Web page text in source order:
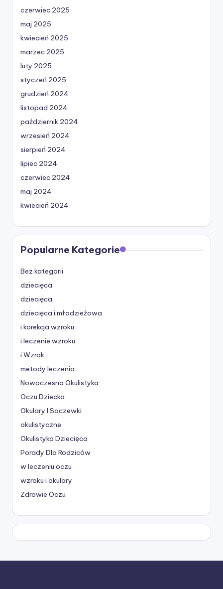
czerwiec 2025
maj 2025
kwiecień 2025
marzec 2025
luty 2025
styczeń 2025
grudzień 2024
listopad 2024
październik 2024
wrzesień 2024
sierpień 2024
lipiec 2024
czerwiec 2024
maj 2024
kwiecień 2024
Popularne Kategorie
Bez kategorii
dziecięca
dziecięca
dziecięca i młodzieżowa
i korekcja wzroku
i leczenie wzroku
i Wzrok
metody leczenia
Nowoczesna Okulistyka
Oczu Dziecka
Okulary I Soczewki
okulistyczne
Okulistyka Dziecięca
Porady Dla Rodziców
w leczeniu oczu
wzroku i okulary
Zdrowie Oczu